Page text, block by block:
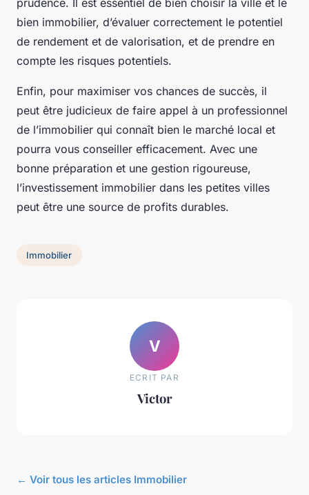
prudence. Il est essentiel de bien choisir la ville et le
bien immobilier, d’évaluer correctement le potentiel
de rendement et de valorisation, et de prendre en
compte les risques potentiels.
Enfin, pour maximiser vos chances de succès, il
peut être judicieux de faire appel à un professionnel
de l’immobilier qui connaît bien le marché local et
pourra vous conseiller efficacement. Avec une
bonne préparation et une gestion rigoureuse,
l’investissement immobilier dans les petites villes
peut être une source de profits durables.
Immobilier
V
ECRIT PAR
Victor
← Voir tous les articles Immobilier